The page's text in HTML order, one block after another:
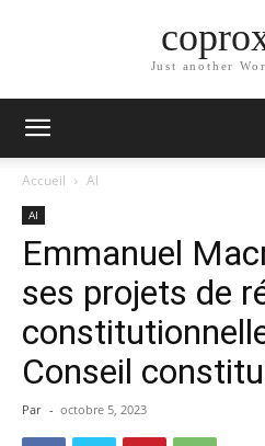
Just another
Accueil AI
AI
Emmanuel
ses projets de
Conseil
Par - octobre 5, 2023